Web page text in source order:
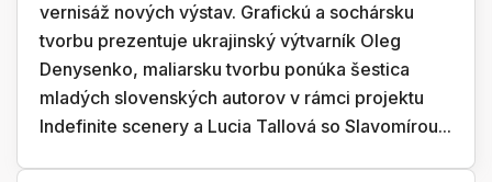
vernisáž nových výstav. Grafickú a sochársku
tvorbu prezentuje ukrajinský výtvarník Oleg
Denysenko, maliarsku tvorbu ponúka šestica
mladých slovenských autorov v rámci projektu
Indefinite scenery a Lucia Tallová so Slavomírou...